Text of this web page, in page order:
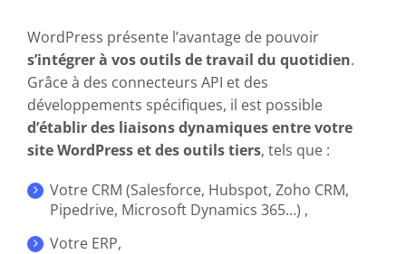
WordPress présente l’avantage de pouvoir
s’intégrer à vos outils de travail du quotidien.
Grâce à des connecteurs API et des
développements spécifiques, il est possible
d’établir des liaisons dynamiques entre votre
site WordPress et des outils tiers, tels que :
Votre CRM (Salesforce, Hubspot, Zoho CRM,
Pipedrive, Microsoft Dynamics 365…) ,
Votre ERP,